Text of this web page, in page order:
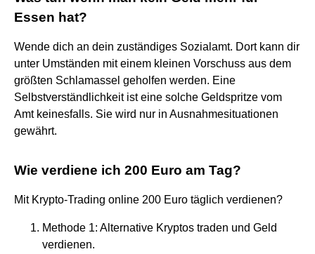
Essen hat?
Wende dich an dein zuständiges Sozialamt. Dort kann dir
unter Umständen mit einem kleinen Vorschuss aus dem
größten Schlamassel geholfen werden. Eine
Selbstverständlichkeit ist eine solche Geldspritze vom
Amt keinesfalls. Sie wird nur in Ausnahmesituationen
gewährt.
Wie verdiene ich 200 Euro am Tag?
Mit Krypto-Trading online 200 Euro täglich verdienen?
Methode 1: Alternative Kryptos traden und Geld
verdienen.